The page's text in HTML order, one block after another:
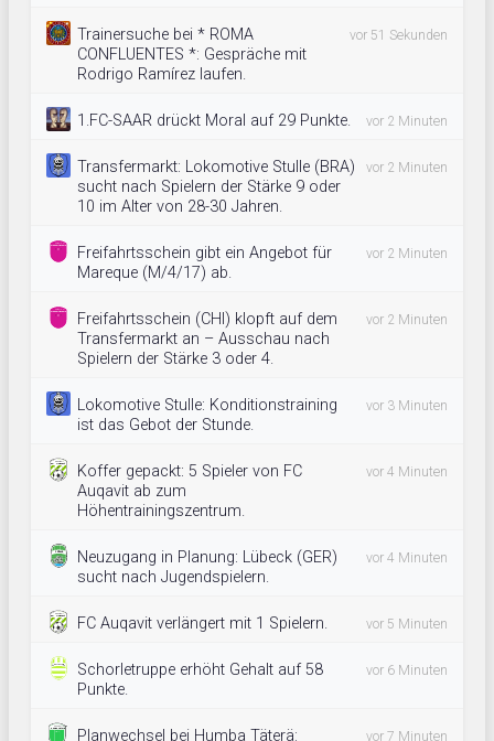
Trainersuche bei * ROMA
CONFLUENTES *: Gespräche mit
Rodrigo Ramírez laufen.
vor 51 Sekunden
1.FC-SAAR drückt Moral auf 29 Punkte. vor 2 Minuten
Transfermarkt: Lokomotive Stulle (BRA)
sucht nach Spielern der Stärke 9 oder
10 im Alter von 28-30 Jahren.
vor 2 Minuten
Freifahrtsschein gibt ein Angebot für
Mareque (M/4/17) ab.
vor 2 Minuten
Freifahrtsschein (CHI) klopft auf dem
Transfermarkt an – Ausschau nach
Spielern der Stärke 3 oder 4.
vor 2 Minuten
Lokomotive Stulle: Konditionstraining
ist das Gebot der Stunde.
vor 3 Minuten
Koffer gepackt: 5 Spieler von FC
Auqavit ab zum
Höhentrainingszentrum.
vor 4 Minuten
Neuzugang in Planung: Lübeck (GER)
sucht nach Jugendspielern.
vor 4 Minuten
FC Auqavit verlängert mit 1 Spielern. vor 5 Minuten
Schorletruppe erhöht Gehalt auf 58
Punkte.
vor 6 Minuten
Planwechsel bei Humba Täterä:
vor 7 Minuten